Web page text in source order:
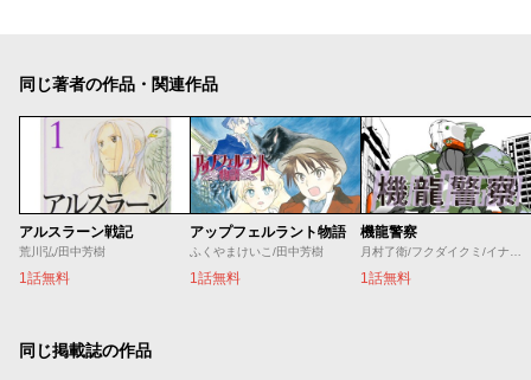
同じ著者の作品・関連作品
アルスラーン戦記
荒川弘/田中芳樹
1話無料
アップフェルラント物語
ふくやまけいこ/田中芳樹
1話無料
機龍警察
1話無料
同じ掲載誌の作品